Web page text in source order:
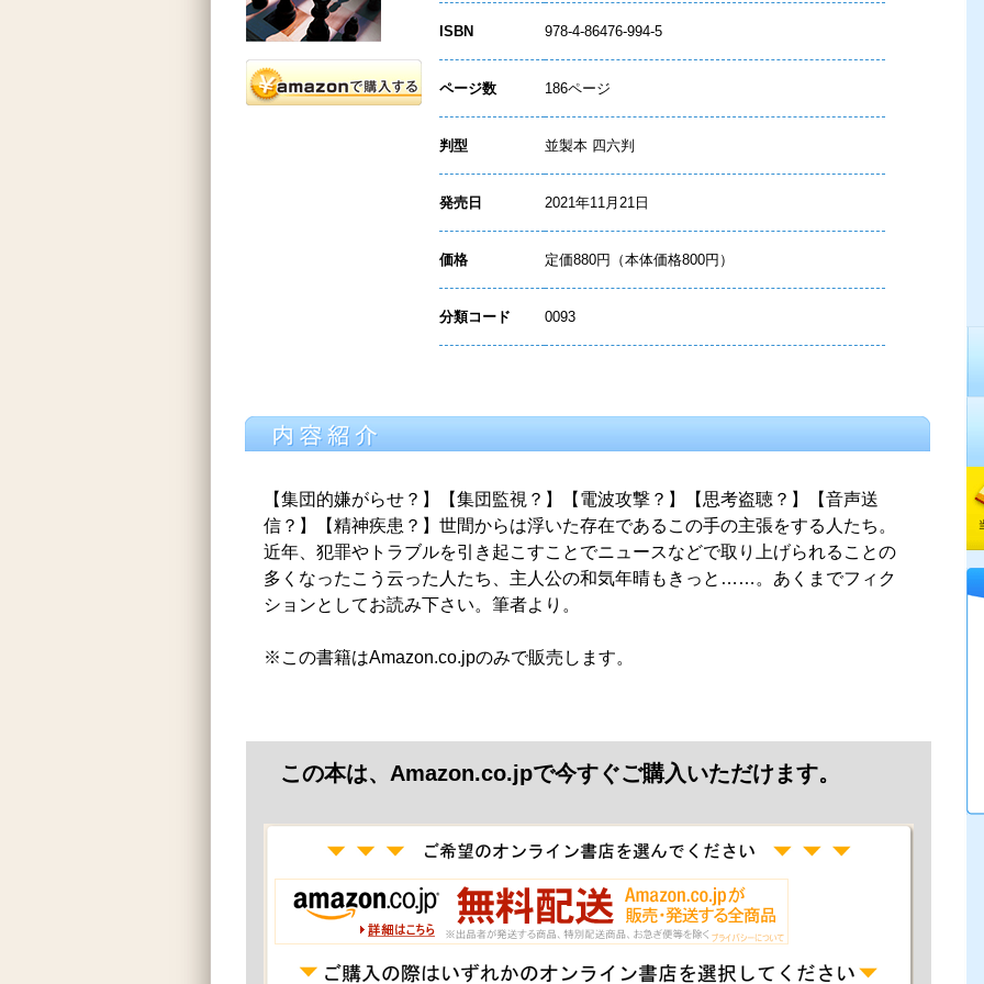
ISBN 978-4-86476-994-5
ページ数 186ページ
判型 並製本 四六判
発売日 2021年11月21日
価格 定価880円（本体価格800円）
分類コード 0093
【集団的嫌がらせ？】【集団監視？】【電波攻撃？】【思考盗聴？】【音声送
信？】【精神疾患？】世間からは浮いた存在であるこの手の主張をする人たち。
近年、犯罪やトラブルを引き起こすことでニュースなどで取り上げられることの
多くなったこう云った人たち、主人公の和気年晴もきっと……。あくまでフィク
ションとしてお読み下さい。筆者より。
※この書籍はAmazon.co.jpのみで販売します。
この本は、Amazon.co.jpで今すぐご購入いただけます。